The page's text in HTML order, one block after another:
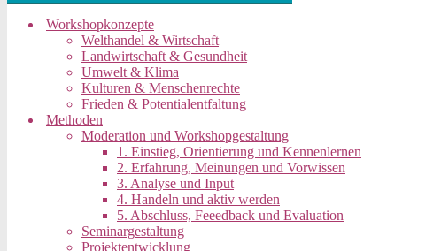
Workshopkonzepte
Welthandel & Wirtschaft
Landwirtschaft & Gesundheit
Umwelt & Klima
Kulturen & Menschenrechte
Frieden & Potentialentfaltung
Methoden
Moderation und Workshopgestaltung
1. Einstieg, Orientierung und Kennenlernen
2. Erfahrung, Meinungen und Vorwissen
3. Analyse und Input
4. Handeln und aktiv werden
5. Abschluss, Feeedback und Evaluation
Seminargestaltung
Projektentwicklung